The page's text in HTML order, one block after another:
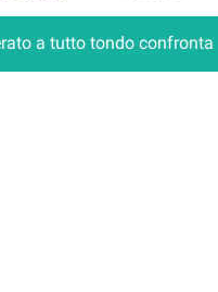
a tutto tondo confronta